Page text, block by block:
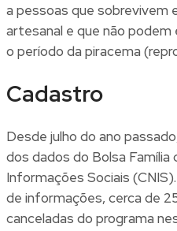
a pessoas que sobrevivem
artesanal e que não
o período da piracema
Cadastro
Desde julho do ano
dos dados do Bolsa Família
Informações Sociais
de informações, cerca de
canceladas do programa